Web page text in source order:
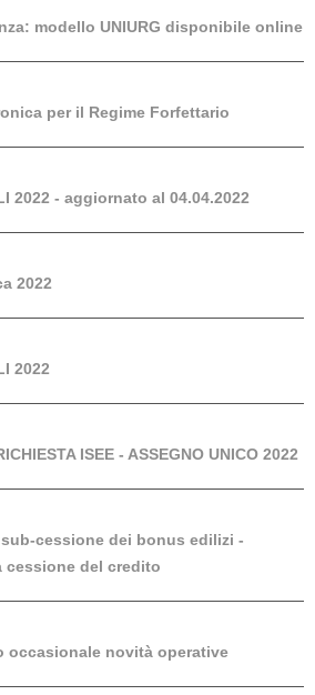
modello UNIURG disponibile online
per il Regime Forfettario
2022 - aggiornato al 04.04.2022
2022
2022
ISEE - ASSEGNO UNICO 2022
cessione dei bonus edilizi -
cessione del credito
occasionale novità operative